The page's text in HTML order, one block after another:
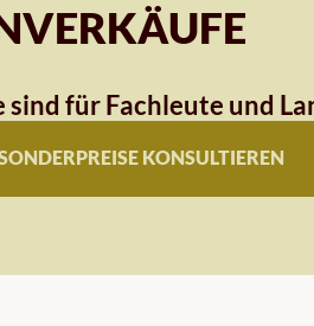
für Fachleute und
KONSULTIEREN